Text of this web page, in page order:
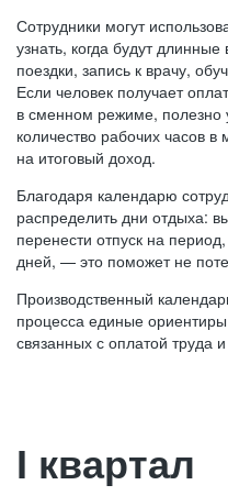
Сотрудники могут
узнать, когда будут
поездки, запись к врачу,
Если человек получает
в сменном режиме, полезно
количество рабочих часов в
на итоговый доход.
Благодаря календарю
распределить дни отдыха:
перенести отпуск на
дней, — это поможет не
Производственный
процесса единые
связанных с оплатой труда
I квартал